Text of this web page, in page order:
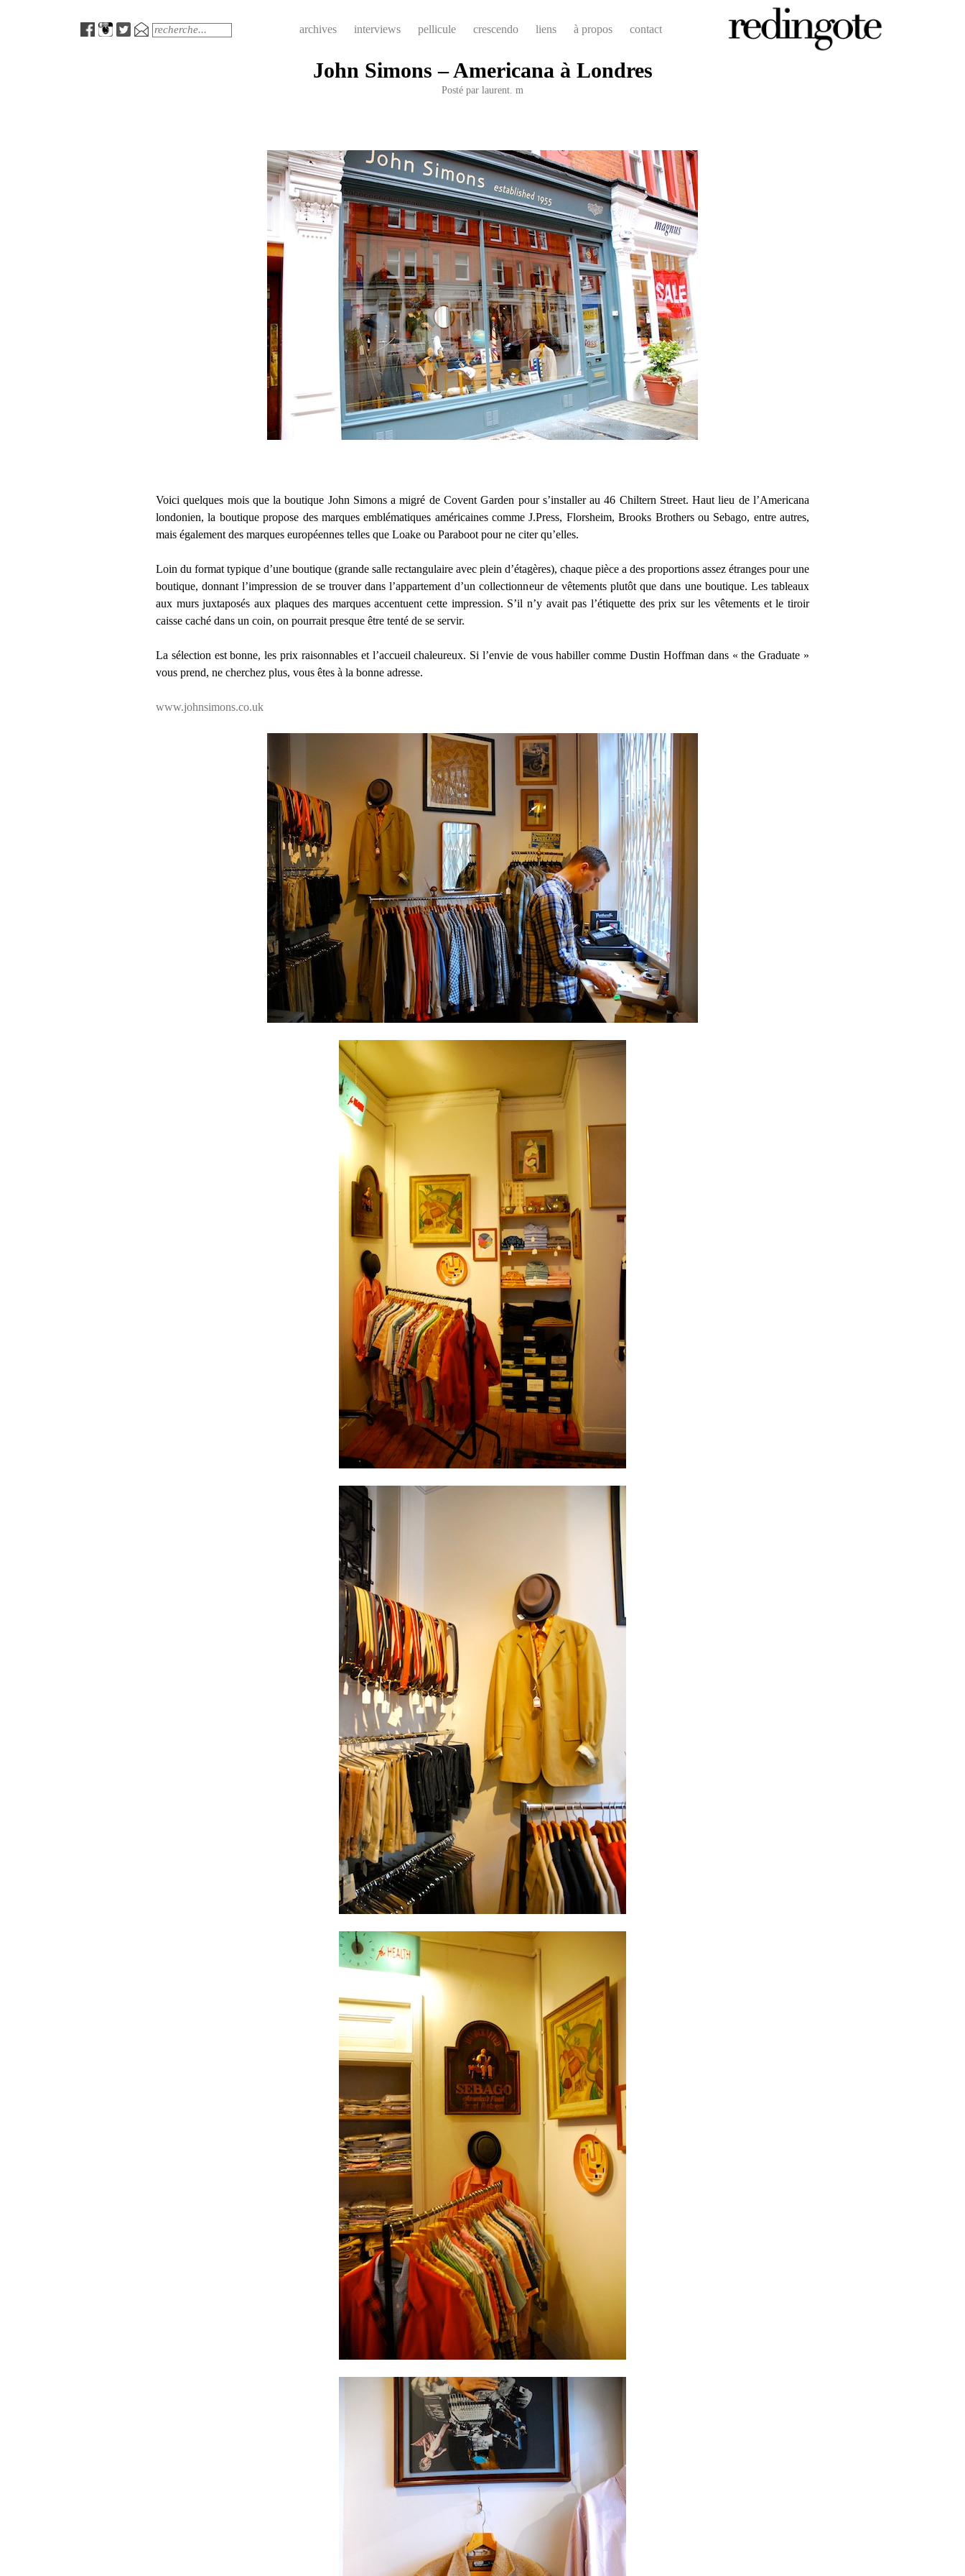
MenuSearch archives interviews pellicule crescendo liens à propos contact
John Simons – Americana à Londres
Posté par laurent. m
Voici quelques mois que la boutique John Simons a migré de Covent Garden pour s’installer au 46 Chiltern Street. Haut lieu de l’Americana
londonien, la boutique propose des marques emblématiques américaines comme J.Press, Florsheim, Brooks Brothers ou Sebago, entre autres,
mais également des marques européennes telles que Loake ou Paraboot pour ne citer qu’elles.
Loin du format typique d’une boutique (grande salle rectangulaire avec plein d’étagères), chaque pièce a des proportions assez étranges pour une
boutique, donnant l’impression de se trouver dans l’appartement d’un collectionneur de vêtements plutôt que dans une boutique. Les tableaux
aux murs juxtaposés aux plaques des marques accentuent cette impression. S’il n’y avait pas l’étiquette des prix sur les vêtements et le tiroir
caisse caché dans un coin, on pourrait presque être tenté de se servir.
La sélection est bonne, les prix raisonnables et l’accueil chaleureux. Si l’envie de vous habiller comme Dustin Hoffman dans « the Graduate »
vous prend, ne cherchez plus, vous êtes à la bonne adresse.
www.johnsimons.co.uk